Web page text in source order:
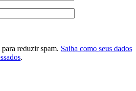
reduzir spam. Saiba como seus dados
.